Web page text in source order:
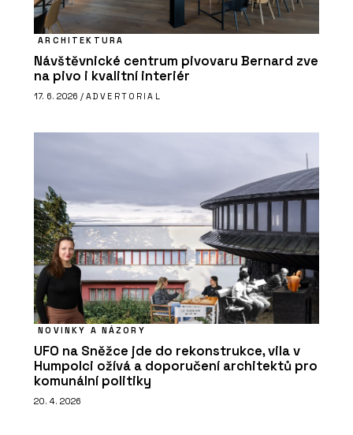
ARCHITEKTURA
Návštěvnické centrum pivovaru Bernard zve
na pivo i kvalitní interiér
17. 6. 2026 / ADVERTORIAL
NOVINKY A NÁZORY
UFO na Sněžce jde do rekonstrukce, vila v
Humpolci ožívá a doporučení architektů pro
komunální politiky
20. 4. 2026